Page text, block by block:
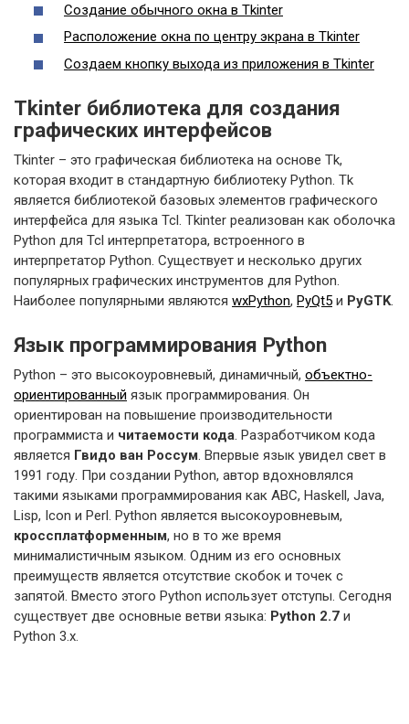
Создание обычного окна в Tkinter
Расположение окна по центру экрана в Tkinter
Создаем кнопку выхода из приложения в Tkinter
Tkinter библиотека для создания
графических интерфейсов
Tkinter – это графическая библиотека на основе Tk,
которая входит в стандартную библиотеку Python. Tk
является библиотекой базовых элементов графического
интерфейса для языка Tcl. Tkinter реализован как оболочка
Python для Tcl интерпретатора, встроенного в
интерпретатор Python. Существует и несколько других
популярных графических инструментов для Python.
Наиболее популярными являются wxPython, PyQt5 и PyGTK.
Язык программирования Python
Python – это высокоуровневый, динамичный, объектно-
ориентированный язык программирования. Он
ориентирован на повышение производительности
программиста и читаемости кода . Разработчиком кода
является Гвидо ван Россум . Впервые язык увидел свет в
1991 году. При создании Python, автор вдохновлялся
такими языками программирования как ABC, Haskell, Java,
Lisp, Icon и Perl. Python является высокоуровневым,
кроссплатформенным, но в то же время
минималистичным языком. Одним из его основных
преимуществ является отсутствие скобок и точек с
запятой. Вместо этого Python использует отступы. Сегодня
существует две основные ветви языка: Python 2.7 и
Python 3.x.